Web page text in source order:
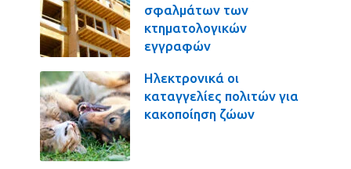
σφαλμάτων των
κτηματολογικών
εγγραφών
Ηλεκτρονικά οι
καταγγελίες πολιτών για
κακοποίηση ζώων